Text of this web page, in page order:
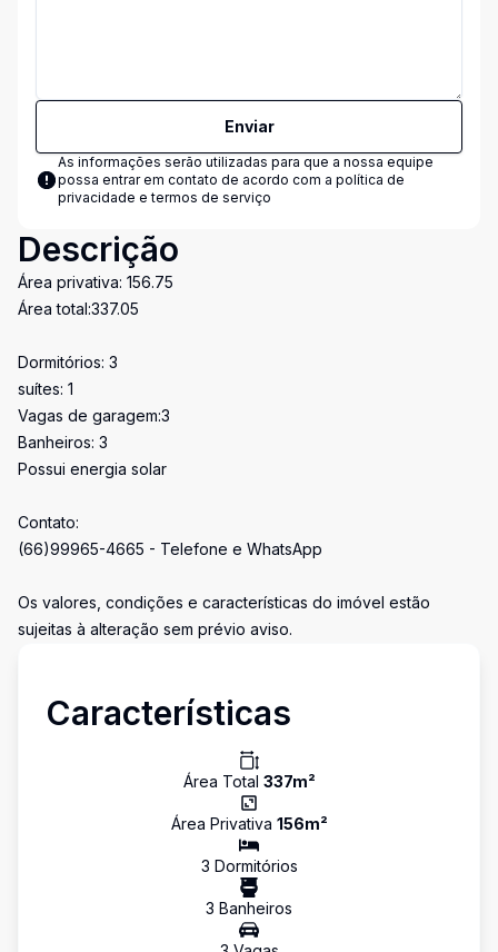
Enviar
As informações serão utilizadas para que a nossa equipe
possa entrar em contato de acordo com a política de
privacidade e termos de serviço
Descrição
Área privativa: 156.75
Área total:337.05
Dormitórios: 3
suítes: 1
Vagas de garagem:3
Banheiros: 3
Possui energia solar
Contato:
(66)99965-4665 - Telefone e WhatsApp
Os valores, condições e características do imóvel estão
sujeitas à alteração sem prévio aviso.
Características
Área Total 337m²
Área Privativa 156m²
3 Dormitórios
3 Banheiros